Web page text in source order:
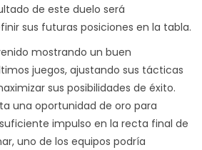
de este duelo será
sus futuras posiciones en la tabla.
mostrando un buen
juegos, ajustando sus tácticas
sus posibilidades de éxito.
una oportunidad de oro para
impulso en la recta final de
uno de los equipos podría